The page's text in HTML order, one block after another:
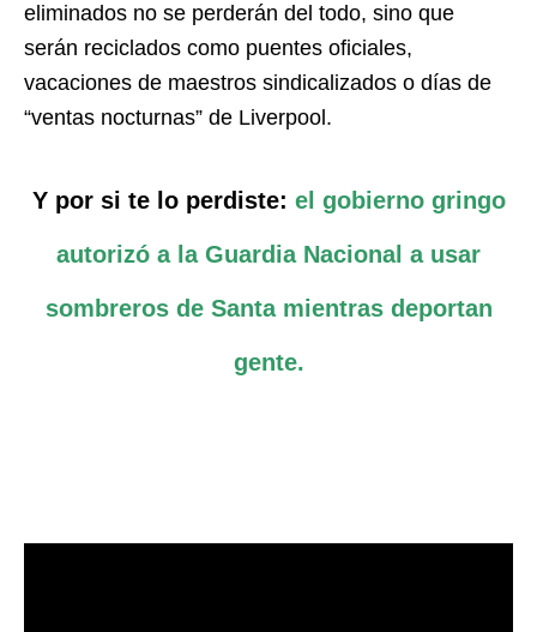
eliminados no se perderán del todo, sino que
serán reciclados como puentes oficiales,
vacaciones de maestros sindicalizados o días de
“ventas nocturnas” de Liverpool.
Y por si te lo perdiste: el gobierno gringo
autorizó a la Guardia Nacional a usar
sombreros de Santa mientras deportan
gente.